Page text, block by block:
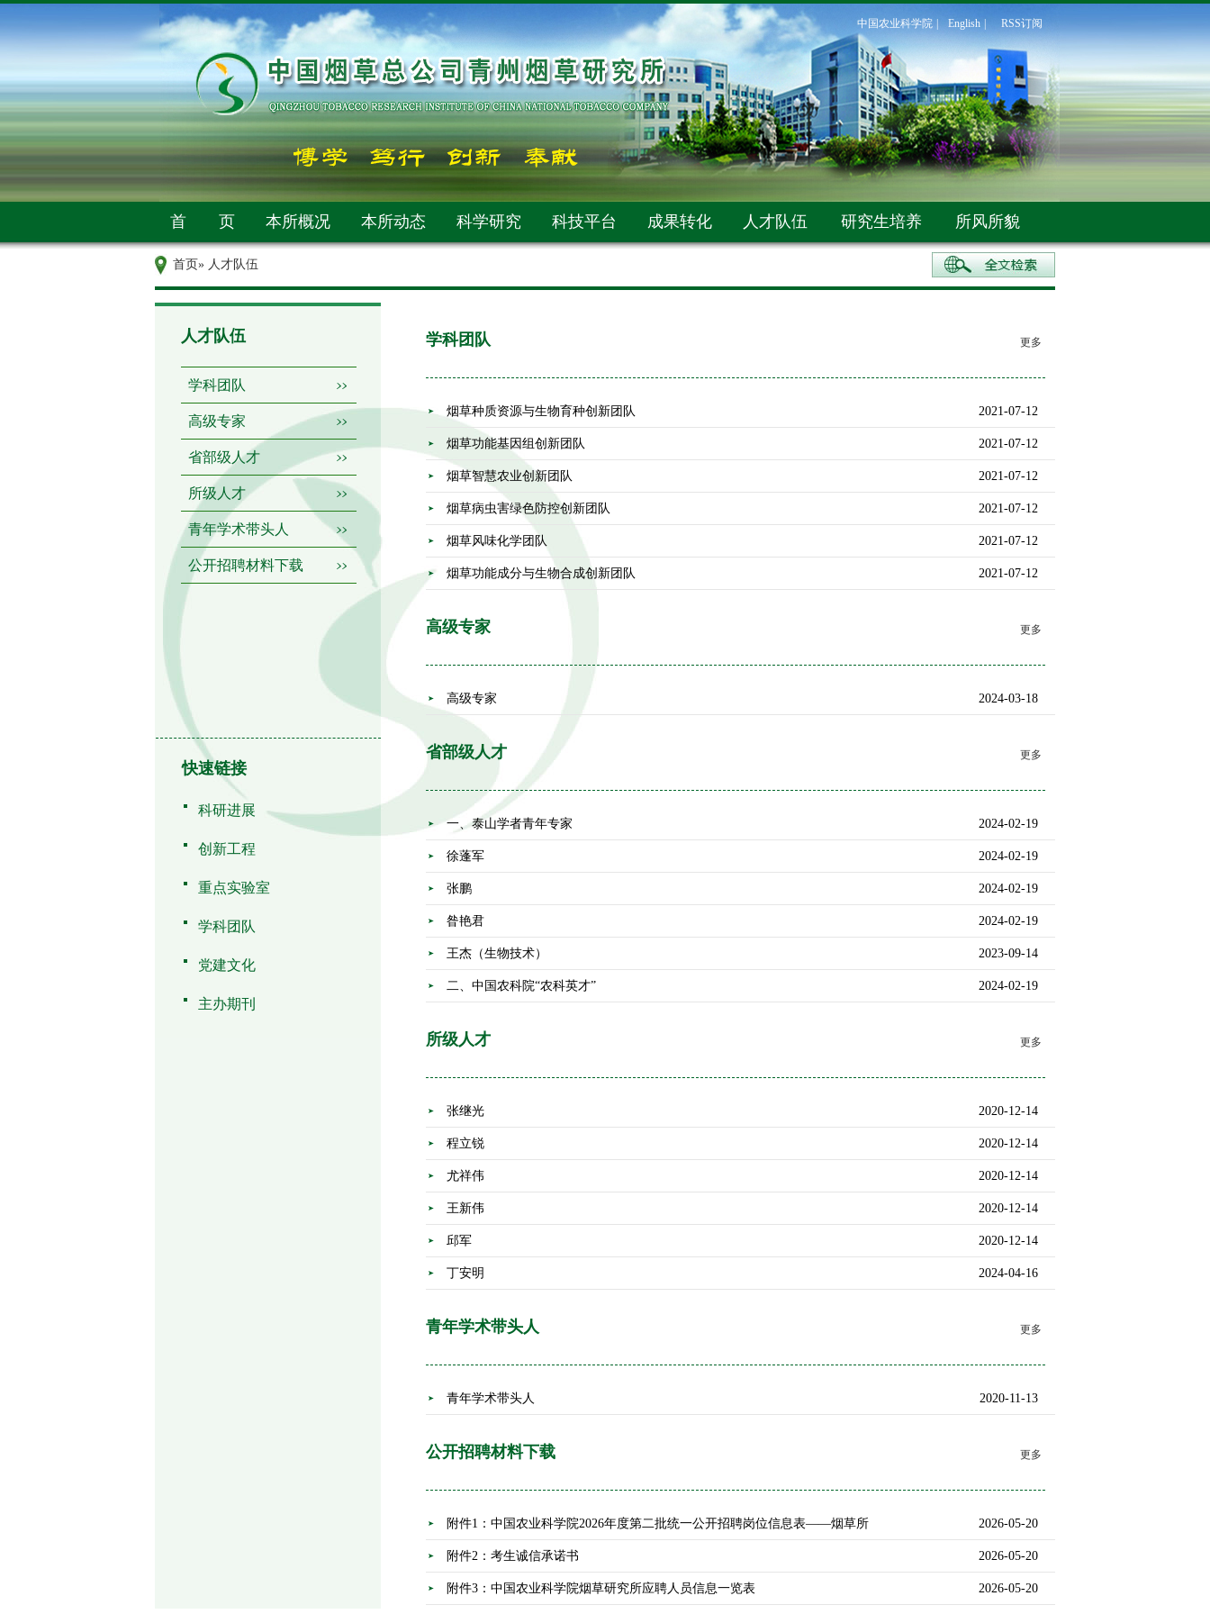
首 页 本所概况 本所动态 科学研究 科技平台 成果转化 人才队伍 研究生培养 所风所貌
中国农业科学院 English RSS订阅
首页» 人才队伍
人才队伍
学科团队
高级专家
省部级人才
所级人才
青年学术带头人
公开招聘材料下载
快速链接
科研进展
创新工程
重点实验室
学科团队
党建文化
主办期刊
学科团队 更多
2021-07-12
烟草种质资源与生物育种创新团队
2021-07-12
烟草功能基因组创新团队
2021-07-12
烟草智慧农业创新团队
2021-07-12
烟草病虫害绿色防控创新团队
2021-07-12
烟草风味化学团队
2021-07-12
烟草功能成分与生物合成创新团队
高级专家 更多
2024-03-18
高级专家
省部级人才 更多
2024-02-19
一、泰山学者青年专家
2024-02-19
徐蓬军
2024-02-19
张鹏
2024-02-19
昝艳君
2023-09-14
王杰（生物技术）
2024-02-19
二、中国农科院“农科英才”
所级人才 更多
2020-12-14
张继光
2020-12-14
程立锐
2020-12-14
尤祥伟
2020-12-14
王新伟
2020-12-14
邱军
2024-04-16
丁安明
青年学术带头人 更多
2020-11-13
青年学术带头人
公开招聘材料下载 更多
2026-05-20
附件1：中国农业科学院2026年度第二批统一公开招聘岗位信息表——烟草所
2026-05-20
附件2：考生诚信承诺书
2026-05-20
附件3：中国农业科学院烟草研究所应聘人员信息一览表